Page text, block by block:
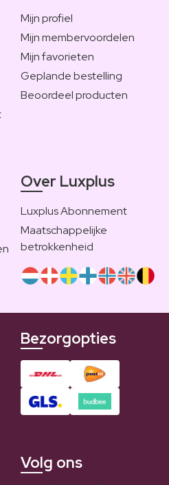
Mijn profiel
Mijn membervoordelen
Mijn favorieten
Geplande bestelling
Beoordeel producten
Over Luxplus
Luxplus Abonnement
Maatschappelijke
betrokkenheid
Bezorgopties
Volg ons